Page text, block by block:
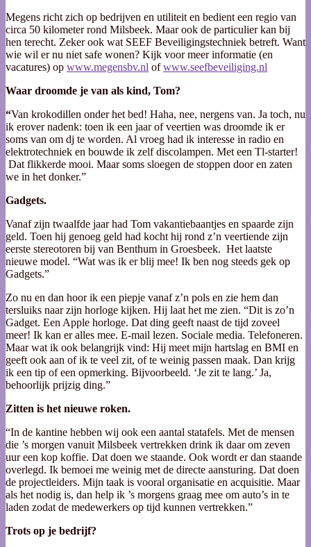
Megens richt zich op bedrijven en utiliteit en bedient een regio van
circa 50 kilometer rond Milsbeek. Maar ook de particulier kan bij
hen terecht. Zeker ook wat SEEF Beveiligingstechniek betreft. Want
wie wil er nu niet safe wonen? Kijk voor meer informatie (en
vacatures) op www.megensbv.nl ofwww.seefbeveiliging.nl
Waar droomde je van als kind, Tom?
“Van krokodillen onder het bed! Haha, nee, nergens van. Ja toch, nu
ik erover nadenk: toen ik een jaar of veertien was droomde ik er
soms van om dj te worden. Al vroeg had ik interesse in radio en
elektrotechniek en bouwde ik zelf discolampen. Met een Tl-starter!
Dat flikkerde mooi. Maar soms sloegen de stoppen door en zaten
we in het donker.”
Gadgets.
Vanaf zijn twaalfde jaar had Tom vakantiebaantjes en spaarde zijn
geld. Toen hij genoeg geld had kocht hij rond z’n veertiende zijn
eerste stereotoren bij van Benthum in Groesbeek. Het laatste
nieuwe model. “Wat was ik er blij mee! Ik ben nog steeds gek op
Gadgets.”
Zo nu en dan hoor ik een piepje vanaf z’n pols en zie hem dan
tersluiks naar zijn horloge kijken. Hij laat het me zien. “Dit is zo’n
Gadget. Een Apple horloge. Dat ding geeft naast de tijd zoveel
meer! Ik kan er alles mee. E-mail lezen. Sociale media. Telefoneren.
Maar wat ik ook belangrijk vind: Hij meet mijn hartslag en BMI en
geeft ook aan of ik te veel zit, of te weinig passen maak. Dan krijg
ik een tip of een opmerking. Bijvoorbeeld. ‘Je zit te lang.’ Ja,
behoorlijk prijzig ding.”
Zitten is het nieuwe roken.
“In de kantine hebben wij ook een aantal statafels. Met de mensen
die ’s morgen vanuit Milsbeek vertrekken drink ik daar om zeven
uur een kop koffie. Dat doen we staande. Ook wordt er dan staande
overlegd. Ik bemoei me weinig met de directe aansturing. Dat doen
de projectleiders. Mijn taak is vooral organisatie en acquisitie. Maar
als het nodig is, dan help ik ’s morgens graag mee om auto’s in te
laden zodat de medewerkers op tijd kunnen vertrekken.”
Trots op je bedrijf?